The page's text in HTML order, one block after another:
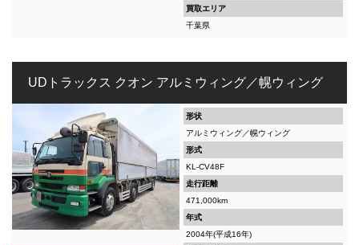
買取エリア
千葉県
UDトラックス クオン アルミウィング／幌ウィング
形状
アルミウィング／幌ウィング
形式
KL-CV48F
走行距離
471,000km
年式
2004年(平成16年)